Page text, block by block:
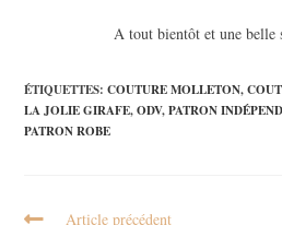
A tout bientôt et une belle
ÉTIQUETTES:COUTURE MOLLETON,
LA JOLIE GIRAFE, ODV, PATRON
PATRON ROBE
Article précédent